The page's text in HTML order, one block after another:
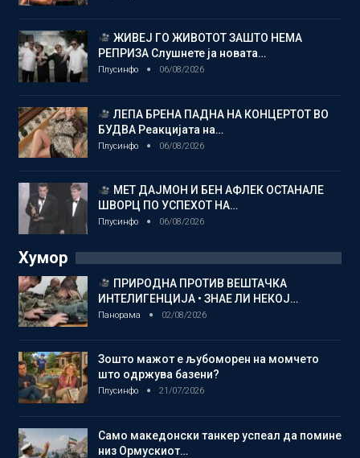
ЖИВЕЈ ГО ЖИВОТОТ ЗАШТО НЕМА
РЕПРИЗА Слушнете ја новата…
Плусинфо 06/08/2026
ЛЕПА БРЕНА ПАДНА НА КОНЦЕРТОТ ВО
БУДВА Реакцијата на…
Плусинфо 06/08/2026
МЕТ ДАЈМОН И БЕН АФЛЕК ОСТАНАЛЕ
ШВОРЦ ПО УСПЕХОТ НА…
Плусинфо 06/08/2026
Хумор
ПРИРОДНА ПРОТИВ ВЕШТАЧКА
ИНТЕЛИГЕНЦИЈА • ЗНАЕ ЛИ НЕКОЈ…
Панорама 02/08/2026
Зошто мажот е љубоморен на момчето
што одржува базени?
Плусинфо 21/07/2026
Само македонски танкер успеал да помине
низ Ормускиот…